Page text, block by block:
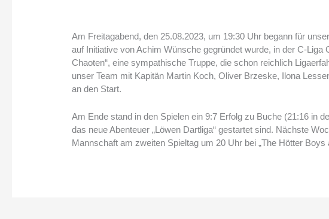
Am Freitagabend, den 25.08.2023, um 19:30 Uhr begann für
auf Initiative von Achim Wünsche gegründet wurde, in der C-
Chaoten“, eine sympathische Truppe, die schon reichlich
unser Team mit Kapitän Martin Koch, Oliver Brzeske, Ilona
an den Start.
Am Ende stand in den Spielen ein 9:7 Erfolg zu Buche (21:16 in
das neue Abenteuer „Löwen Dartliga“ gestartet sind. Nächste
Mannschaft am zweiten Spieltag um 20 Uhr bei „The Hötter Boys